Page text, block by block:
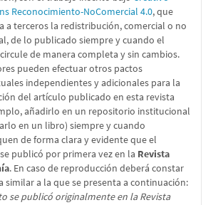
Reconocimiento-NoComercial 4.0, que
a terceros la redistribución, comercial o no
de lo publicado siempre y cuando el
de manera completa y sin cambios.
pueden efectuar otros pactos
independientes y adicionales para la
del artículo publicado en esta revista
añadirlo en un repositorio institucional
en un libro) siempre y cuando
de forma clara y evidente que el
publicó por primera vez en la Revista
. En caso de reproducción deberá constar
similar a la que se presenta a continuación:
se publicó originalmente en la Revista